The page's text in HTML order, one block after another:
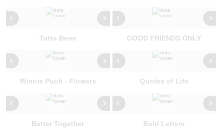
Tutto Bene GOOD FRIENDS ONLY
Winnie Puuh - Flowers Quotes of Life
Better Together Bold Letters